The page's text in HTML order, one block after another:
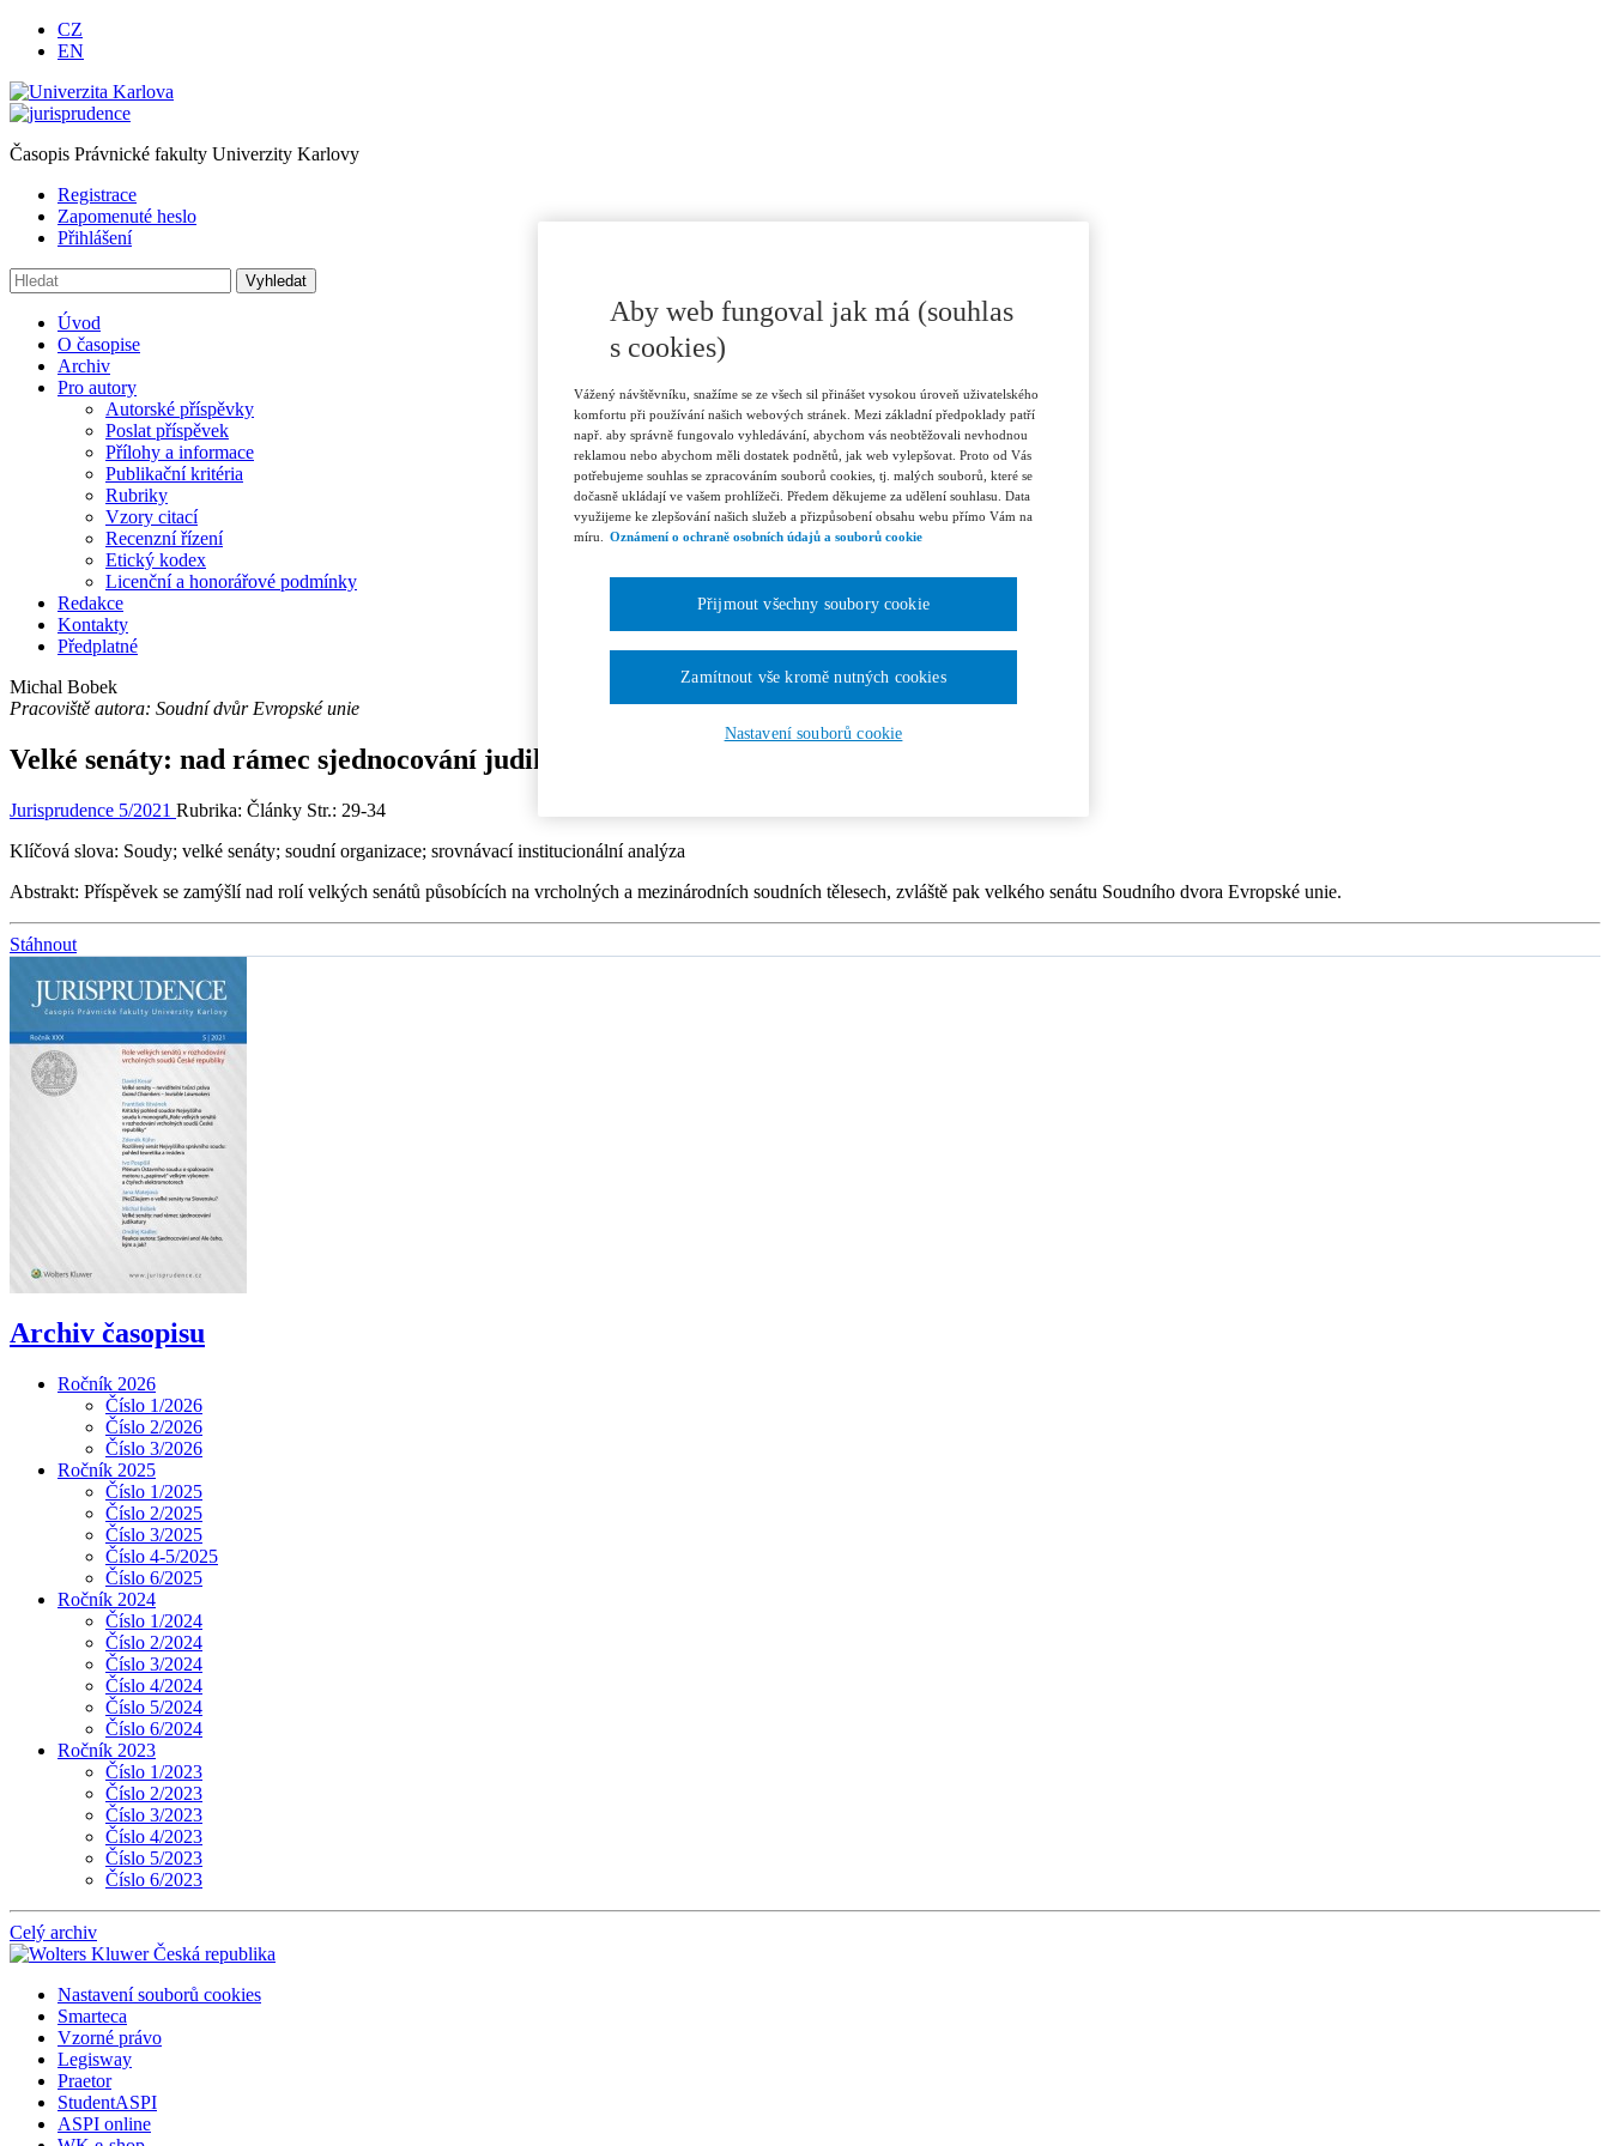
CZ
EN
Časopis Právnické fakulty Univerzity Karlovy
Registrace
Zapomenuté heslo
Přihlášení
Úvod
O časopise
Archiv
Pro autory
Autorské příspěvky
Poslat příspěvek
Přílohy a informace
Publikační kritéria
Rubriky
Vzory citací
Recenzní řízení
Etický kodex
Licenční a honorářové podmínky
Redakce
Kontakty
Předplatné
Michal Bobek
Pracoviště autora: Soudní dvůr Evropské unie
Velké senáty: nad rámec sjednocování judikatury
Jurisprudence 5/2021 Rubrika: Články Str.: 29-34
Klíčová slova: Soudy; velké senáty; soudní organizace; srovnávací institucionální analýza
Abstrakt: Příspěvek se zamýšlí nad rolí velkých senátů působících na vrcholných a mezinárodních soudních tělesech, zvláště pak velkého senátu Soudního dvora Evropské unie.
Stáhnout
Archiv časopisu
Ročník 2026
Číslo 1/2026
Číslo 2/2026
Číslo 3/2026
Ročník 2025
Číslo 1/2025
Číslo 2/2025
Číslo 3/2025
Číslo 4-5/2025
Číslo 6/2025
Ročník 2024
Číslo 1/2024
Číslo 2/2024
Číslo 3/2024
Číslo 4/2024
Číslo 5/2024
Číslo 6/2024
Ročník 2023
Číslo 1/2023
Číslo 2/2023
Číslo 3/2023
Číslo 4/2023
Číslo 5/2023
Číslo 6/2023
Celý archiv
Nastavení souborů cookies
Smarteca
Vzorné právo
Legisway
Praetor
StudentASPI
ASPI online
Aby web fungoval jak má (souhlas
s cookies)
Vážený návštěvníku, snažíme se ze všech sil přinášet vysokou úroveň uživatelského
komfortu při používání našich webových stránek. Mezi základní předpoklady patří
např. aby správně fungovalo vyhledávání, abychom vás neobtěžovali nevhodnou
reklamou nebo abychom měli dostatek podnětů, jak web vylepšovat. Proto od Vás
potřebujeme souhlas se zpracováním souborů cookies, tj. malých souborů, které se
dočasně ukládají ve vašem prohlížeči. Předem děkujeme za udělení souhlasu. Data
využijeme ke zlepšování našich služeb a přizpůsobení obsahu webu přímo Vám na
míru.
Oznámení o ochraně osobních údajů a souborů cookie
Nastavení souborů cookie
Zamítnout vše kromě nutných cookies
Přijmout všechny soubory cookie